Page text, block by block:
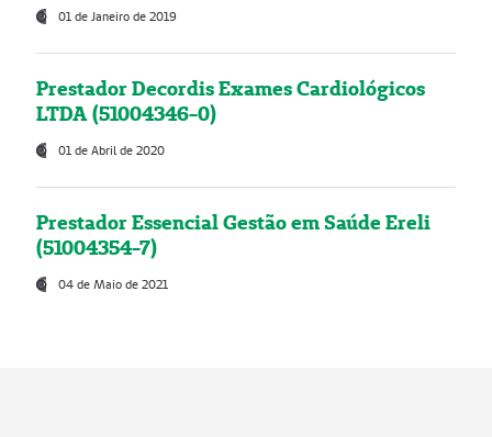
01 de Janeiro de 2019
Prestador Decordis Exames Cardiológicos
LTDA (51004346-0)
01 de Abril de 2020
Prestador Essencial Gestão em Saúde Ereli
(51004354-7)
04 de Maio de 2021